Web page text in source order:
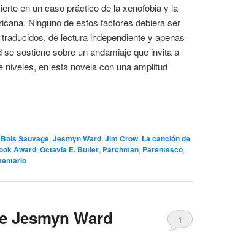
en un caso práctico de la xenofobia y la
Ninguno de estos factores debiera ser
de lectura independiente y apenas
sostiene sobre un andamiaje que invita a
en esta novela con una amplitud
Bois Sauvage,Jesmyn Ward,Jim Crow, La canción de
Award,Octavia E. Butler, Parchman, Parentesco,
Jesmyn Ward 1